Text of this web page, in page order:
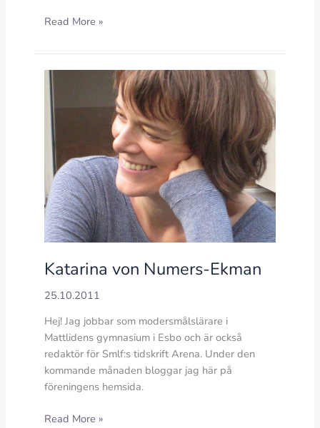
Katarinas
Read More »
Katarina von Numers-Ekman
25.10.2011
Hej! Jag jobbar som modersmålslärare i
Mattlidens gymnasium i Esbo och är också
redaktör för Smlf:s tidskrift Arena. Under den
kommande månaden bloggar jag här på
föreningens hemsida.
Katarina
Read More »